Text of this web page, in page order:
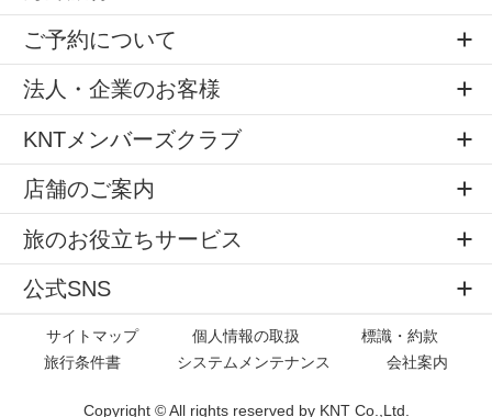
ご予約について
法人・企業のお客様
KNTメンバーズクラブ
店舗のご案内
旅のお役立ちサービス
公式SNS
サイトマップ 個人情報の取扱
標識・約款
旅行条件書
システムメンテナンス 会社案内
Copyright © All rights reserved by KNT Co.,Ltd.